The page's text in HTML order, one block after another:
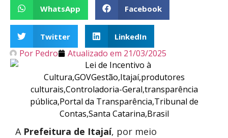
WhatsApp Facebook
Twitter LinkedIn
Por Pedro Atualizado em 21/03/2025
A Prefeitura de Itajaí, por meio